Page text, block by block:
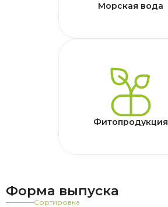
Морская вода
Фитопродукция
Форма выпуска
Сортировка